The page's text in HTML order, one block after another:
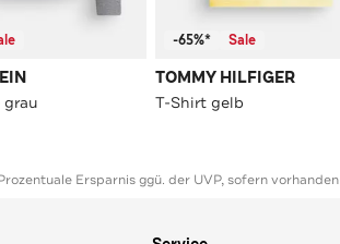
grau
-65%* Sale
TOMMY HILFIGER
T-Shirt gelb
Ersparnis ggü. der UVP, sofern vorhanden